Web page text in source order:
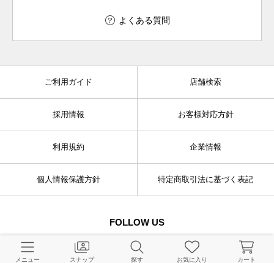
よくある質問
ご利用ガイド 店舗検索
採用情報 お客様対応方針
利用規約 企業情報
個人情報保護方針 特定商取引法に基づく表記
FOLLOW US
メニュー スナップ 探す お気に入り カート